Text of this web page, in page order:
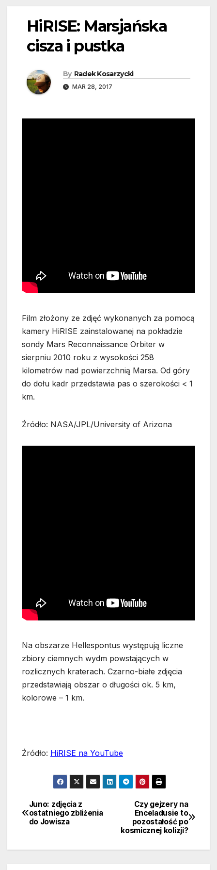
HiRISE: Marsjańska
cisza i pustka
By Radek Kosarzycki
MAR 28, 2017
Film złożony ze zdjęć wykonanych za pomocą
kamery HiRISE zainstalowanej na pokładzie
sondy Mars Reconnaissance Orbiter w
sierpniu 2010 roku z wysokości 258
kilometrów nad powierzchnią Marsa. Od góry
do dołu kadr przedstawia pas o szerokości < 1
km.
Źródło: NASA/JPL/University of Arizona
Na obszarze Hellespontus występują liczne
zbiory ciemnych wydm powstających w
rozlicznych kraterach. Czarno-białe zdjęcia
przedstawiają obszar o długości ok. 5 km,
kolorowe – 1 km.
Źródło: HiRISE na YouTube
Nawigacja
wpisu
Czy gejzery na
Enceladusie to
pozostałość po
kosmicznej kolizji?
Juno: zdjęcia z
ostatniego zbliżenia
do Jowisza